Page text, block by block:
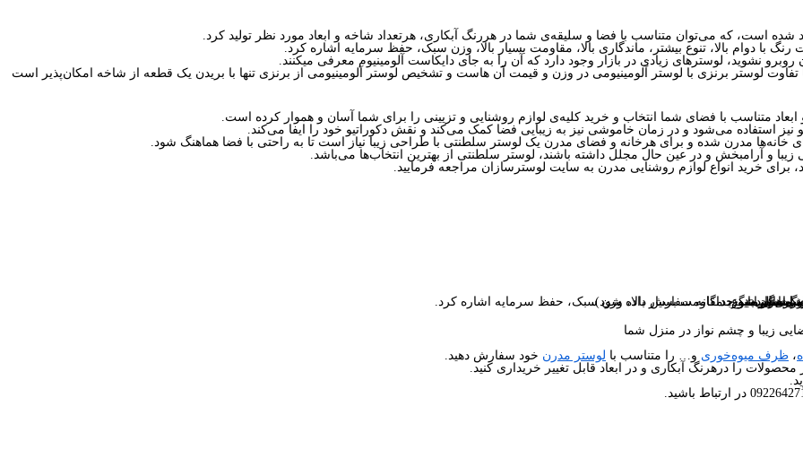
با دوام بالا، تنوع بیشتر، ماندگاری بالا، مقاومت بسیار بالا، وزن سبک، حفظ سرمایه اشاره کرد.
روبرو نشوید، لوسترهای زیادی در بازار وجود دارد که آن را به جای دایکاست آلومینیوم معرفی میکنند.
ابعاد متناسب با فضای شما انتخاب و خرید کلیه‌ی لوازم روشنایی و تزیینی را برای شما آسان و هموار کرده است.
نیز استفاده می‌شود و در زمان خاموشی نیز به زیبایی فضا کمک می‌کند و نقش دکوراتیو خود را ایفا می‌کند.
خانه‌ها مدرن شده و برای هرخانه و فضای مدرن یک لوستر سلطنتی با طراحی زیبا نیاز است تا به راحتی با فضا هماهنگ شود.
و آرامبخش و در عین حال مجلل داشته باشند، لوستر سلطنتی از بهترین انتخاب‌ها می‌باشد.
برای خرید انواع لوازم روشنایی مدرن به سایت لوسترسازان مراجعه فرمایید.
می‌باشد.
ست می‌شود.
نیاز باید جداگانه سفارش داده شود).
رنگ های متنوع، مقاومت بسیار بالا، وزن سبک، حفظ سرمایه اشاره کرد.
می‌گردد.
برساند.
ارسال میگردد.
زیبا و چشم نواز در منزل شما
، ظرف میوه‌خوری و… را متناسب با لوستر مدرن خود سفارش دهید.
را درهرنگ آبکاری و در ابعاد قابل تغییر خریداری کنید.